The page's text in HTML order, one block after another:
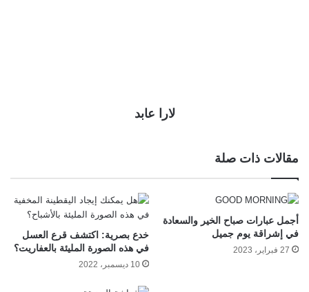
لارا عابد
مقالات ذات صلة
أجمل عبارات صباح الخير والسعادة
في إشراقة يوم جميل
27 فبراير، 2023
خدع بصرية: اكتشف قرع العسل
في هذه الصورة المليئة بالعفاريت؟
10 ديسمبر، 2022